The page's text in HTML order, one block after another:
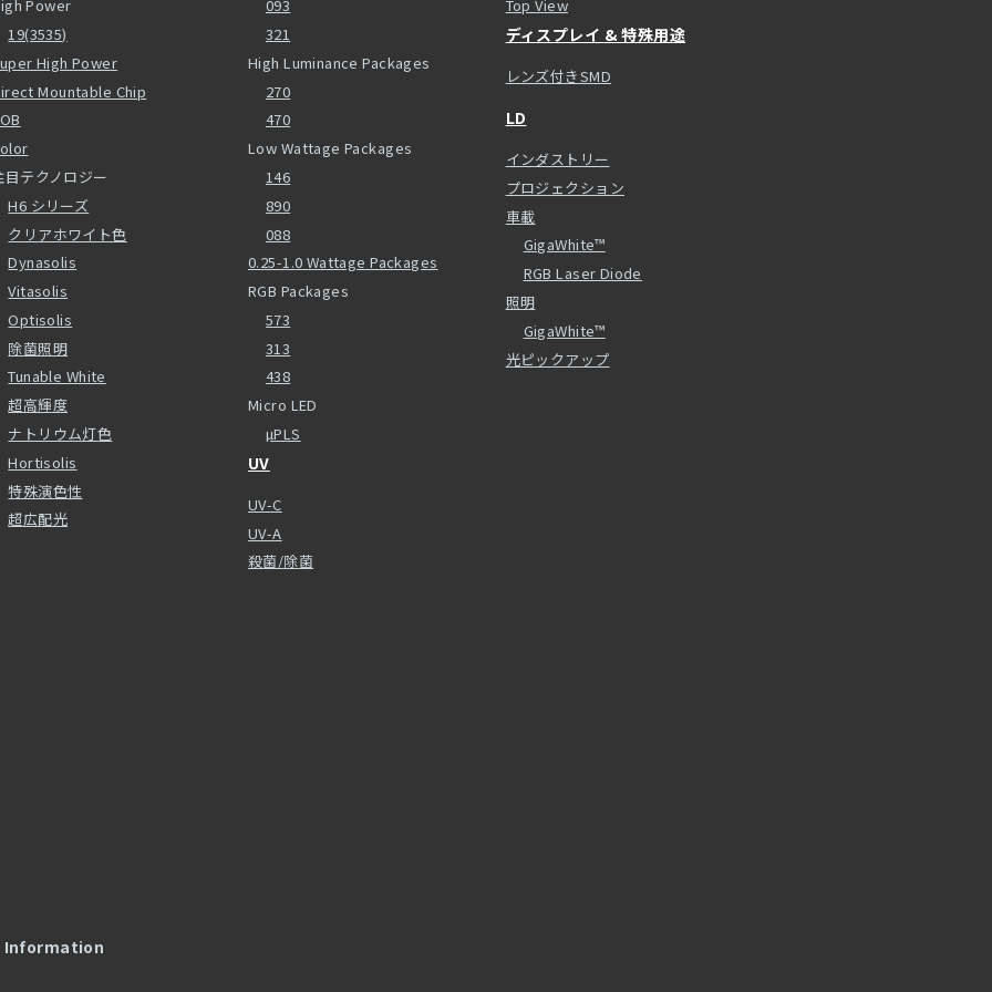
Power
19(3535)
High Power
Mountable Chip
目テクノロジー
H6 シリーズ
クリアホワイト色
Dynasolis
Vitasolis
Optisolis
除菌照明
Tunable White
超高輝度
ナトリウム灯色
Hortisolis
特殊演色性
超広配光
093
321
High Luminance Packages
270
470
Low Wattage Packages
146
890
088
0.25-1.0 Wattage Packages
RGB Packages
573
313
438
Micro LED
µPLS
UV
UV-C
UV-A
殺菌/除菌
Top View
ディスプレイ & 特殊用途
レンズ付きSMD
LD
インダストリー
プロジェクション
車載
GigaWhite™
RGB Laser Diode
照明
GigaWhite™
光ピックアップ
Information